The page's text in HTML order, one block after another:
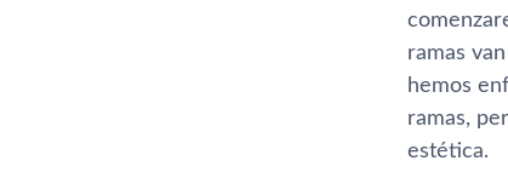
ramas
hemos
ramas,
estética.